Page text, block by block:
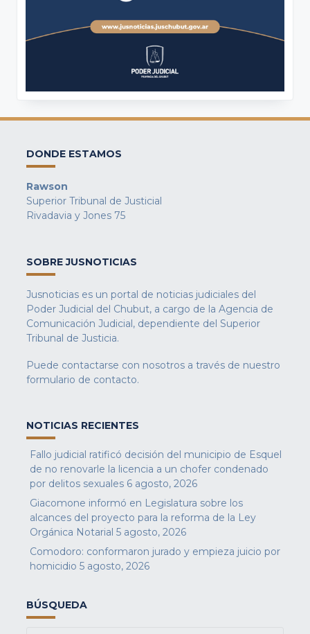
DONDE ESTAMOS
Rawson
Superior Tribunal de Justicial
Rivadavia y Jones 75
SOBRE JUSNOTICIAS
Jusnoticias es un portal de noticias judiciales del
Poder Judicial del Chubut, a cargo de la Agencia de
Comunicación Judicial, dependiente del Superior
Tribunal de Justicia.
Puede contactarse con nosotros a través de nuestro
formulario de contacto.
NOTICIAS RECIENTES
Fallo judicial ratificó decisión del municipio de Esquel
de no renovarle la licencia a un chofer condenado
por delitos sexuales 6 agosto, 2026
Giacomone informó en Legislatura sobre los
alcances del proyecto para la reforma de la Ley
Orgánica Notarial 5 agosto, 2026
Comodoro: conformaron jurado y empieza juicio por
homicidio 5 agosto, 2026
BÚSQUEDA